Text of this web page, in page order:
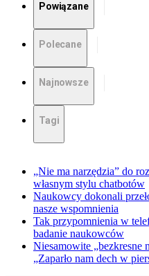
Powiązane
Polecane
Najnowsze
Tagi
„Nie ma narzędzia” do
własnym stylu chatbotów
Naukowcy dokonali
nasze wspomnienia
Tak przypomnienia w
badanie naukowców
Niesamowite „bezkresne
„Zaparło nam dech w